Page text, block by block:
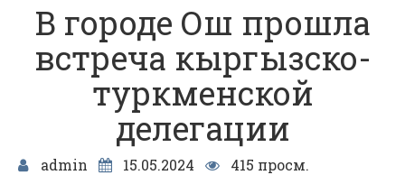
В городе Ош прошла
встреча кыргызско-
туркменской
делегации
admin 15.05.2024
415 просм.